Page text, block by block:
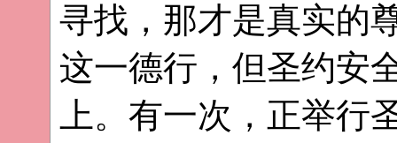
寻找，那才是真实的
这一德行，但圣约安
上。有一次，正举行